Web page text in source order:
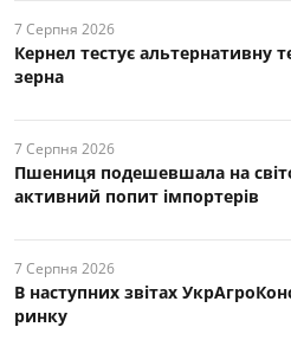
7 Серпня 2026
Кернел тестує альтернативну
зерна
7 Серпня 2026
Пшениця подешевшала на
активний попит імпортерів
7 Серпня 2026
В наступних звітах
ринку